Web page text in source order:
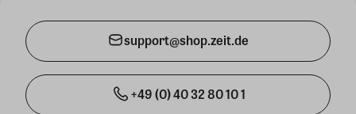
support@shop.zeit.de
+49 (0) 40 32 80 10 1